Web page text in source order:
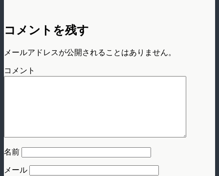
コメントを残す
メールアドレスが公開されることはありません。
コメント
名前
メール